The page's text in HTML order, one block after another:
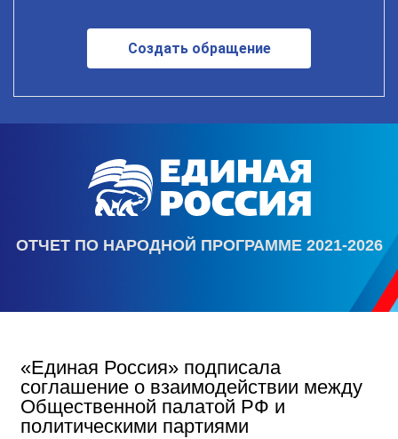
Создать обращение
ОТЧЕТ ПО НАРОДНОЙ ПРОГРАММЕ 2021-2026
«Единая Россия» подписала
соглашение о взаимодействии между
Общественной палатой РФ и
политическими партиями